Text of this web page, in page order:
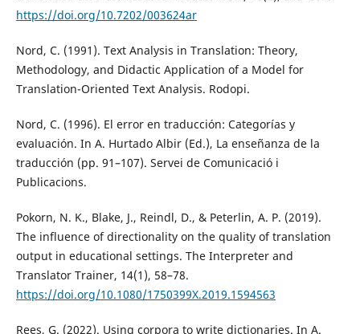
https://doi.org/10.7202/003624ar
Nord, C. (1991). Text Analysis in Translation: Theory,
Methodology, and Didactic Application of a Model for
Translation-Oriented Text Analysis. Rodopi.
Nord, C. (1996). El error en traducción: Categorías y
evaluación. In A. Hurtado Albir (Ed.), La enseñanza de la
traducción (pp. 91–107). Servei de Comunicació i
Publicacions.
Pokorn, N. K., Blake, J., Reindl, D., & Peterlin, A. P. (2019).
The influence of directionality on the quality of translation
output in educational settings. The Interpreter and
Translator Trainer, 14(1), 58–78.
https://doi.org/10.1080/1750399X.2019.1594563
Rees, G. (2022). Using corpora to write dictionaries. In A.